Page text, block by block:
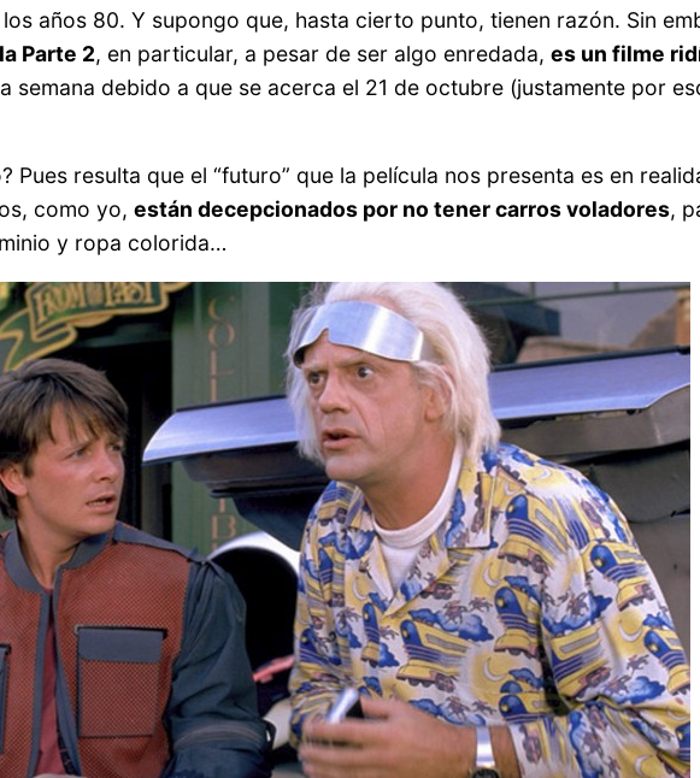
años 80. Y supongo que, hasta cierto punto, tienen razón. Sin
la Parte 2, en particular, a pesar de ser algo enredada,es un filme
semana debido a que se acerca el 21 de octubre (justamente por
Pues resulta que el “futuro” que la película nos presenta es en
como yo,están decepcionados por no tener carros voladores,
y ropa colorida…